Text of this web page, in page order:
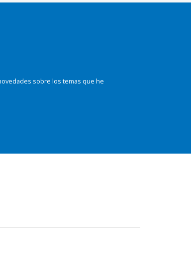
sobre los temas que he